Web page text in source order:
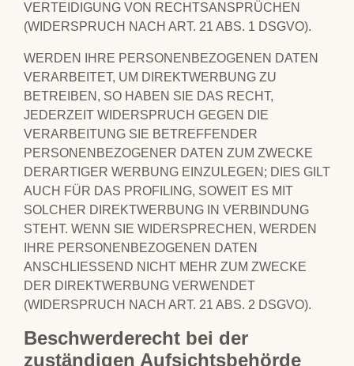
VERTEIDIGUNG VON RECHTSANSPRÜCHEN
(WIDERSPRUCH NACH ART. 21 ABS. 1 DSGVO).
WERDEN IHRE PERSONENBEZOGENEN DATEN
VERARBEITET, UM DIREKTWERBUNG ZU
BETREIBEN, SO HABEN SIE DAS RECHT,
JEDERZEIT WIDERSPRUCH GEGEN DIE
VERARBEITUNG SIE BETREFFENDER
PERSONENBEZOGENER DATEN ZUM ZWECKE
DERARTIGER WERBUNG EINZULEGEN; DIES GILT
AUCH FÜR DAS PROFILING, SOWEIT ES MIT
SOLCHER DIREKTWERBUNG IN VERBINDUNG
STEHT. WENN SIE WIDERSPRECHEN, WERDEN
IHRE PERSONENBEZOGENEN DATEN
ANSCHLIESSEND NICHT MEHR ZUM ZWECKE
DER DIREKTWERBUNG VERWENDET
(WIDERSPRUCH NACH ART. 21 ABS. 2 DSGVO).
Beschwerderecht bei der
zuständigen Aufsichtsbehörde